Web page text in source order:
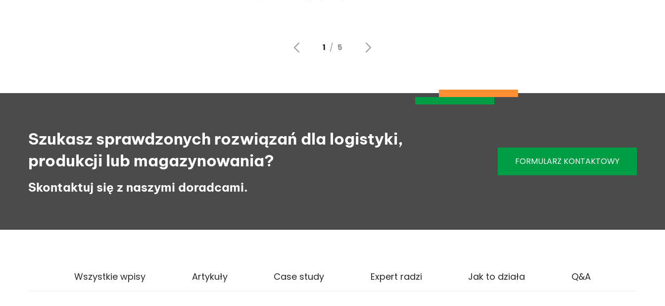
Szukasz sprawdzonych rozwiązań dla logistyki,
produkcji lub magazynowania?
Skontaktuj się z naszymi doradcami.
FORMULARZ KONTAKTOWY
Wszystkie wpisy Artykuły Case study Expert radzi Jak to działa Q&A